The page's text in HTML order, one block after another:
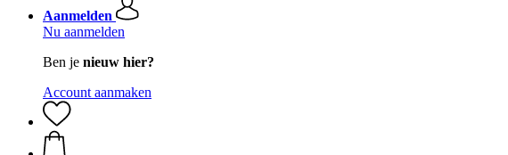
Aanmelden
Nu aanmelden
Ben je nieuw hier?
Account aanmaken